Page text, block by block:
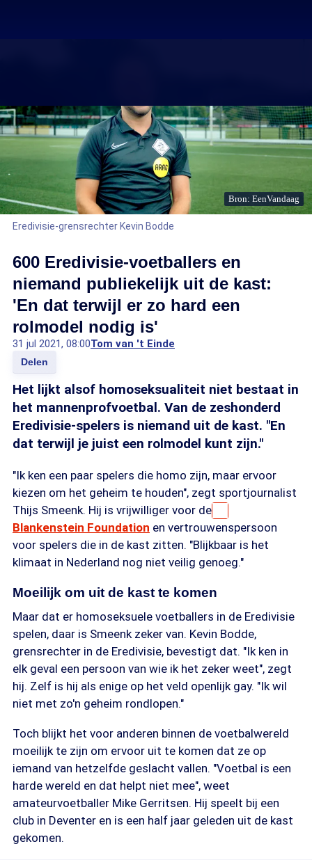
Bron: EenVandaag
Eredivisie-grensrechter Kevin Bodde
600 Eredivisie-voetballers en
niemand publiekelijk uit de kast:
'En dat terwijl er zo hard een
rolmodel nodig is'
31 jul 2021, 08:00Tom van 't Einde
Delen
Het lijkt alsof homoseksualiteit niet bestaat in
het mannenprofvoetbal. Van de zeshonderd
Eredivisie-spelers is niemand uit de kast. "En
dat terwijl je juist een rolmodel kunt zijn."
"Ik ken een paar spelers die homo zijn, maar ervoor
kiezen om het geheim te houden", zegt sportjournalist
Thijs Smeenk. Hij is vrijwilliger voor de
Blankenstein Foundation en vertrouwenspersoon
voor spelers die in de kast zitten. "Blijkbaar is het
klimaat in Nederland nog niet veilig genoeg."
Moeilijk om uit de kast te komen
Maar dat er homoseksuele voetballers in de Eredivisie
spelen, daar is Smeenk zeker van. Kevin Bodde,
grensrechter in de Eredivisie, bevestigt dat. "Ik ken in
elk geval een persoon van wie ik het zeker weet", zegt
hij. Zelf is hij als enige op het veld openlijk gay. "Ik wil
niet met zo'n geheim rondlopen."
Toch blijkt het voor anderen binnen de voetbalwereld
moeilijk te zijn om ervoor uit te komen dat ze op
iemand van hetzelfde geslacht vallen. "Voetbal is een
harde wereld en dat helpt niet mee", weet
amateurvoetballer Mike Gerritsen. Hij speelt bij een
club in Deventer en is een half jaar geleden uit de kast
gekomen.